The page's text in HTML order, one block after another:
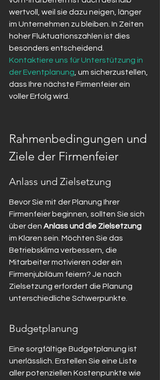
wertvoll, weil sie dazu neigen, länger
im Unternehmen zu bleiben. In Zeiten
hoher Fluktuationszahlen ist dies
besonders entscheidend.
Kontaktiere uns für Unterstützung in
der Eventplanung , um sicherzustellen,
dass Ihre nächste Firmenfeier ein
voller Erfolg wird.
Rahmenbedingungen und
Ziele der Firmenfeier
Anlass und Zielsetzung
Bevor Sie mit der Planung Ihrer
Firmenfeier beginnen, sollten Sie sich
über den Anlass und die Zielsetzung
im Klaren sein. Möchten Sie das
Betriebsklima verbessern, die
Mitarbeiter motivieren oder ein
Firmenjubiläum feiern? Je nach
Zielsetzung erfordert die Planung
unterschiedliche Schwerpunkte.
Budgetplanung
Eine sorgfältige Budgetplanung ist
unerlässlich. Erstellen Sie eine Liste
aller potenziellen Kostenpunkte wie